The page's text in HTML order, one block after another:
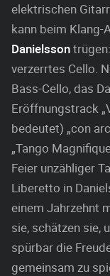
elektrischen
kann beim Klang-
Danielsson
verzerrtes Cello.
Bass-Cello, das
Eröffnungstrack
bedeutet) „con
„Tango
Feier unzähliger
Liberetto in
einem Jahrzehnt
sie, schätzen sie,
spürbar die
gemeinsam zu